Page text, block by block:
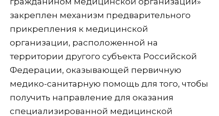
закреплен механизм предварительного
прикрепления к медицинской
организации, расположенной на
территории другого субъекта Российской
Федерации, оказывающей первичную
медико-санитарную помощь для того, чтобы
получить направление для оказания
специализированной медицинской